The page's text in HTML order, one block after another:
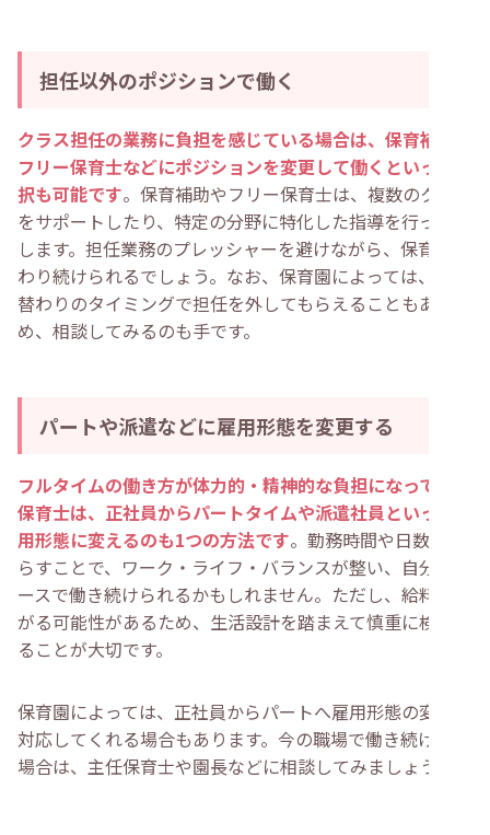
担任以外のポジションで働く
クラス担任の業務に負担を感じている場合は、保育補助や
フリー保育士などにポジションを変更して働くといった選
択も可能です。保育補助やフリー保育士は、複数のクラス
をサポートしたり、特定の分野に特化した指導を行ったり
します。担任業務のプレッシャーを避けながら、保育に関
わり続けられるでしょう。なお、保育園によっては、年度
替わりのタイミングで担任を外してもらえることもあるた
め、相談してみるのも手です。
パートや派遣などに雇用形態を変更する
フルタイムの働き方が体力的・精神的な負担になっている
保育士は、正社員からパートタイムや派遣社員といった雇
用形態に変えるのも1つの方法です。勤務時間や日数を減
らすことで、ワーク・ライフ・バランスが整い、自分のペ
ースで働き続けられるかもしれません。ただし、給料が下
がる可能性があるため、生活設計を踏まえて慎重に検討す
ることが大切です。
保育園によっては、正社員からパートへ雇用形態の変更に
対応してくれる場合もあります。今の職場で働き続けたい
場合は、主任保育士や園長などに相談してみましょう。